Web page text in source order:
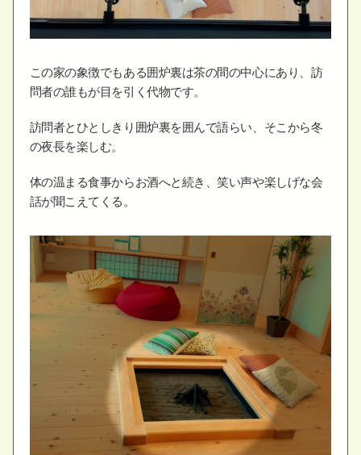
この家の象徴でもある囲炉裏は茶の間の中心にあり、訪
問者の誰もが目を引く代物です。
訪問者とひとしきり囲炉裏を囲んで語らい、そこから冬
の夜長を楽しむ。
体の温まる食事からお酒へと続き、笑い声や楽しげな会
話が聞こえてくる。